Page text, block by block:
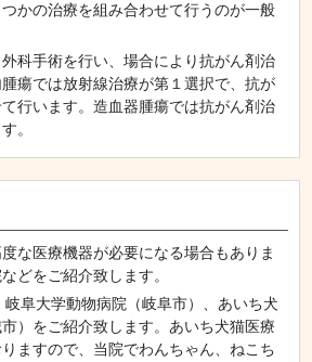
かの治療を組み合わせて行うのが一般
科手術を行い、場合により抗がん剤治
瘍では放射線治療が第１選択で、抗が
行います。造血器腫瘍では抗がん剤治
。
な医療機器が必要になる場合もありま
どをご紹介致します。
阜大学動物病院（岐阜市）、あいち犬
）をご紹介致します。あいち犬猫医療
ますので、当院でわんちゃん、ねこち